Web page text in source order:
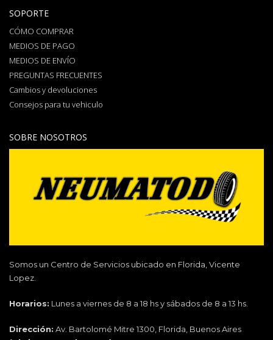
SOPORTE
CÓMO COMPRAR
MEDIOS DE PAGO
MEDIOS DE ENVÍO
PREGUNTAS FRECUENTES
Cambios y devoluciones
Consejos para tu vehiculo
SOBRE NOSOTROS
Somos un Centro de Servicios ubicado en Florida, Vicente
Lopez.
Horarios: Lunes a viernes de 8 a 18 hs y sábados de 8 a 13 hs.
Dirección: Av. Bartolomé Mitre 1300, Florida, Buenos Aires